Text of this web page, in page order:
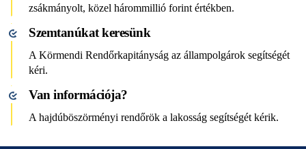
zsákmányolt, közel hárommillió forint értékben.
Szemtanúkat keresünk
A Körmendi Rendőrkapitányság az állampolgárok segítségét
kéri.
Van információja?
A hajdúböszörményi rendőrök a lakosság segítségét kérik.